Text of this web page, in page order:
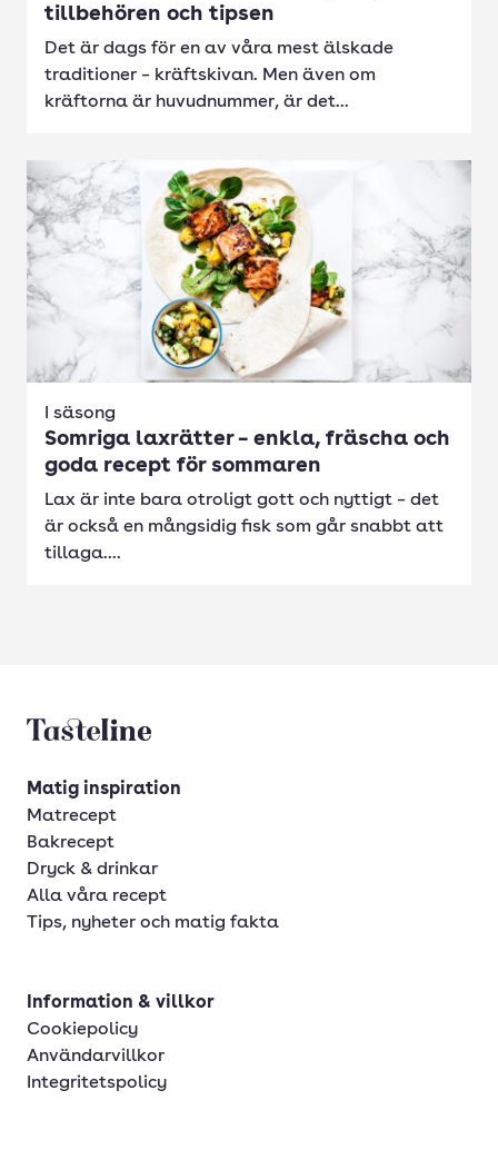
tillbehören och tipsen
Det är dags för en av våra mest älskade
traditioner – kräftskivan. Men även om
kräftorna är huvudnummer, är det...
I säsong
Somriga laxrätter – enkla, fräscha och
goda recept för sommaren
Lax är inte bara otroligt gott och nyttigt – det
är också en mångsidig fisk som går snabbt att
tillaga....
Tasteline startsida
Matig inspiration
Matrecept
Bakrecept
Dryck & drinkar
Alla våra recept
Tips, nyheter och matig fakta
Information & villkor
Cookiepolicy
Användarvillkor
Integritetspolicy